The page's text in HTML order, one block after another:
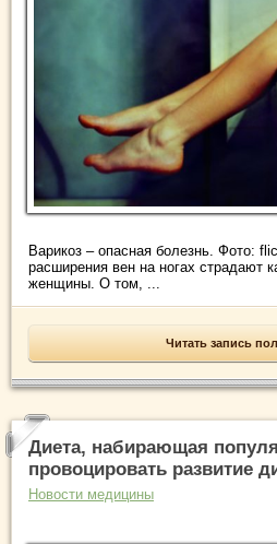
Варикоз – опасная болезнь. Фото:
расширения вен на ногах страдают
женщины. О том, ...
Читать запись
Диета, набирающая
провоцировать развитие
Новости медицины